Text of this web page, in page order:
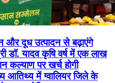
और दूध उत्पादन से बढ़ाएंगे
डॉ. यादव कृषि वर्ष में एक लाख
कल्याण पर खर्च होगी
आतिथ्य में ग्वालियर जिले के